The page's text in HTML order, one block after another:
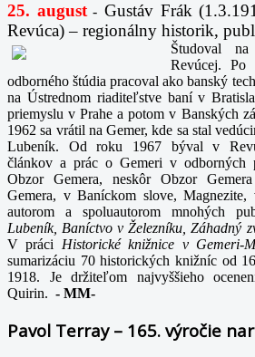
25. august- Gustáv Frák
Revúca) – regionálny historik,
Študoval
Revúcej. Po
odborného štúdia pracoval ako banský
na Ústrednom riaditeľstve baní v
priemyslu v Prahe a potom v Banských
1962 sa vrátil na Gemer, kde sa stal
Lubeník. Od roku 1967 býval v
článkov a prác o Gemeri v odborných
Obzor Gemera, neskôr Obzor
Gemera, v Baníckom slove,
autorom a spoluautorom mnohých
Lubeník, Baníctvo v Železníku, Záhadný
V práci Historické knižnice v Gemeri-
sumarizáciu 70 historických knižníc od
1918. Je držiteľom najvyššieho
Quirin. - MM-
Pavol Terray – 165. výročie